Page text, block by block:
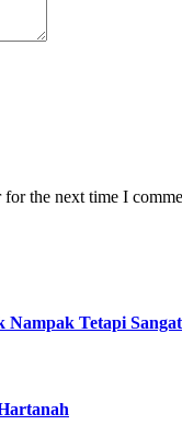
the next time I
Tetapi